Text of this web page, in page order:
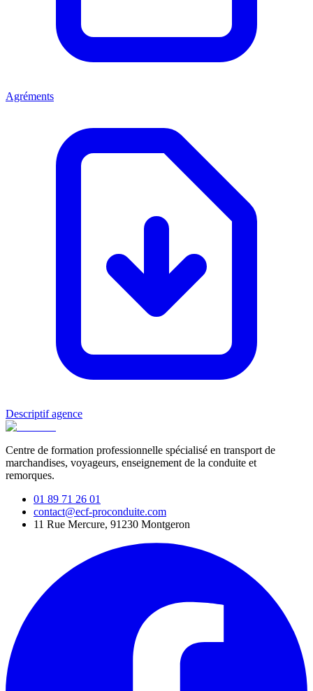
Agréments
Descriptif agence
Centre de formation professionnelle spécialisé en transport de
marchandises, voyageurs, enseignement de la conduite et
remorques.
01 89 71 26 01
contact@ecf-proconduite.com
11 Rue Mercure, 91230 Montgeron